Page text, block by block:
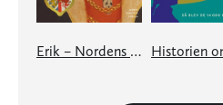
Erik – Nordens härskare och sjörövarkung